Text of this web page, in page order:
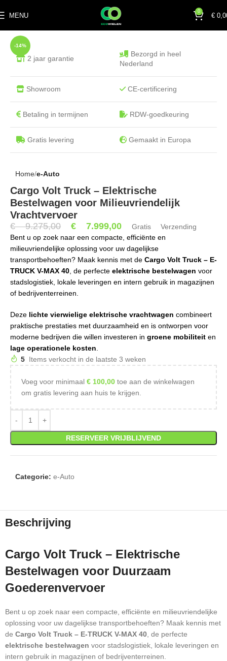
MENU
0
€
-14%
2 jaar garantie
Bezorgd in heel
Nederland
Showroom CE-certificering
Betaling in termijnen RDW-goedkeuring
Gratis levering Gemaakt in Europa
Home e-Auto
Cargo Volt Truck – Elektrische
Bestelwagen voor Milieuvriendelijk
Vrachtvervoer
€9.275,00 € 7.999,00
Gratis Verzending
Bent u op zoek naar een compacte, efficiënte en
milieuvriendelijke oplossing voor uw dagelijkse
transportbehoeften? Maak kennis met de Cargo Volt Truck – E-
TRUCK V-MAX 40 , de perfecte elektrische bestelwagen voor
stadslogistiek, lokale leveringen en intern gebruik in magazijnen
of bedrijventerreinen.
Deze lichte vierwielige elektrische vrachtwagen combineert
praktische prestaties met duurzaamheid en is ontworpen voor
moderne bedrijven die willen investeren in groene mobiliteit en
lage operationele kosten
5 Items verkocht in de laatste 3 weken
Voeg voor minimaal € 100,00 toe aan de winkelwagen
om gratis levering aan huis te krijgen.
RESERVEER VRIJBLIJVEND
Categorie: e-Auto
Beschrijving
Cargo Volt Truck – Elektrische
Bestelwagen voor Duurzaam
Goederenvervoer
Bent u op zoek naar een compacte, efficiënte en milieuvriendelijke
oplossing voor uw dagelijkse transportbehoeften? Maak kennis met
de Cargo Volt Truck – E-TRUCK V-MAX 40 , de perfecte
elektrische bestelwagen voor stadslogistiek, lokale leveringen en
intern gebruik in magazijnen of bedrijventerreinen.